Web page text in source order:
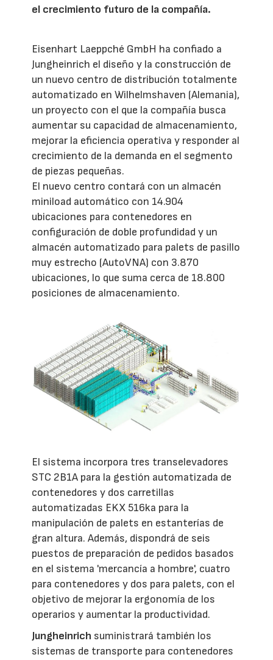
el crecimiento futuro de la compañía.
Eisenhart Laeppché GmbH ha confiado a
Jungheinrich el diseño y la construcción de
un nuevo centro de distribución totalmente
automatizado en Wilhelmshaven (Alemania),
un proyecto con el que la compañía busca
aumentar su capacidad de almacenamiento,
mejorar la eficiencia operativa y responder al
crecimiento de la demanda en el segmento
de piezas pequeñas.
El nuevo centro contará con un almacén
miniload automático con 14.904
ubicaciones para contenedores en
configuración de doble profundidad y un
almacén automatizado para palets de pasillo
muy estrecho (AutoVNA) con 3.870
ubicaciones, lo que suma cerca de 18.800
posiciones de almacenamiento.
El sistema incorpora tres transelevadores
STC 2B1A para la gestión automatizada de
contenedores y dos carretillas
automatizadas EKX 516ka para la
manipulación de palets en estanterías de
gran altura. Además, dispondrá de seis
puestos de preparación de pedidos basados
en el sistema 'mercancía a hombre', cuatro
para contenedores y dos para palets, con el
objetivo de mejorar la ergonomía de los
operarios y aumentar la productividad.
Jungheinrich suministrará también los
sistemas de transporte para contenedores